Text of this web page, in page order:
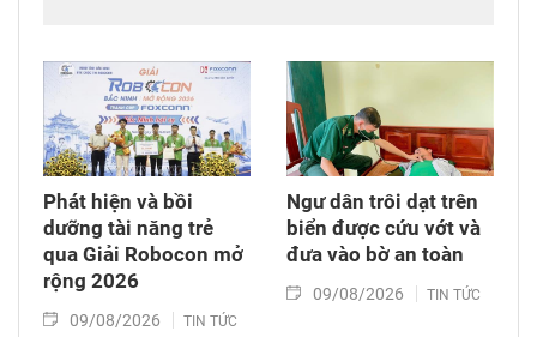
Phát hiện và bồi
dưỡng tài năng trẻ
qua Giải Robocon mở
rộng 2026
09/08/2026 TIN TỨC
Ngư dân trôi dạt trên
biển được cứu vớt và
đưa vào bờ an toàn
09/08/2026 TIN TỨC